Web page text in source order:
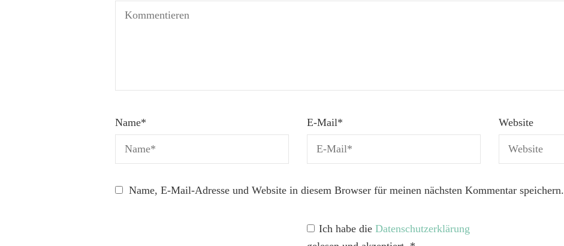
Name* E-Mail* Website
Name, E-Mail-Adresse und Website in diesem Browser für meinen nächsten Kommentar speichern.
Ich habe die Datenschutzerklärung